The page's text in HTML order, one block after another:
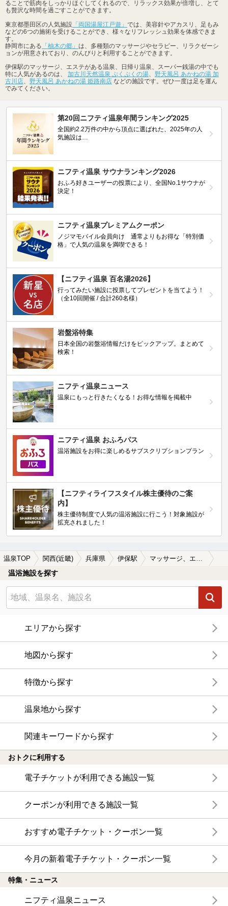
ることで筋肉をしっかりほぐしてくれるので、リラックス効果が倍増し、とて
も贅沢な時間を過ごすことができます。
東京都墨田区の人気施設 「両国湯屋江戸遊」 では、美容針やアカスリ、足もみ
などの6つの施術を受けることができ、様々なリフレッシュ効果を体感できま
す。
静岡市にある 「柚木の郷」 は、多種類のマッサージやセラピー、リラクゼーシ
ョンが用意されており、のんびりと利用することができます。
伊保駅のマッサージ、エステがある温泉、日帰り温泉、スーパー銭湯の中でも
特に人気があるのは、 加古川天然温泉 ぷくぷくの湯
野天風呂 あかねの湯 加
古川店
野天風呂 あかねの湯 姫路南店 などの施設です。ぜひ一度は足を運ん
でみてください。
第20回ニフティ温泉年間ランキング2025
全国約2.2万件の中から頂点に選ばれた、2025年の人
気施設は…
ニフティ温泉 サウナランキング2026
おふろ好きユーザーの投票により、全国No.1サウナが
決定！
ニフティ温泉プレミアムクーポン
ノジマモバイル会員向け 通常よりもお得な「特別価
格」で人気の温泉を満喫できる！
【ニフティ温泉 百名湯2026】
行ってみたい施設に投票してプレゼントを当てよう！
（全10回開催 / 合計260名様）
岩盤浴特集
日本全国の岩盤浴情報だけをピックアップ。まとめて
検索！
ニフティ温泉ニュース
温泉にもっと行きたくなる！お得な情報を掲載中
ニフティ温泉 おふろパス
温浴施設をお得に楽しめるサブスクリプションプラン
【ニフティライフスタイル株主優待のご案
内】
株主優待制度で人気の温浴施設に行こう！対象施設が
拡充されました！
温泉TOP 関西(近畿) 兵庫県 伊保駅 マッサージ、エステがある伊保駅近くの温泉、日帰り温泉、スーパー銭湯おすすめ
温浴施設を探す
エリアから探す
地図から探す
特徴から探す
温泉地から探す
関連キーワードから探す
おトクに利用する
電子チケットが利用できる施設一覧
クーポンが利用できる施設一覧
おすすめ電子チケット・クーポン一覧
今月の新着電子チケット・クーポン一覧
特集・ニュース
ニフティ温泉ニュース